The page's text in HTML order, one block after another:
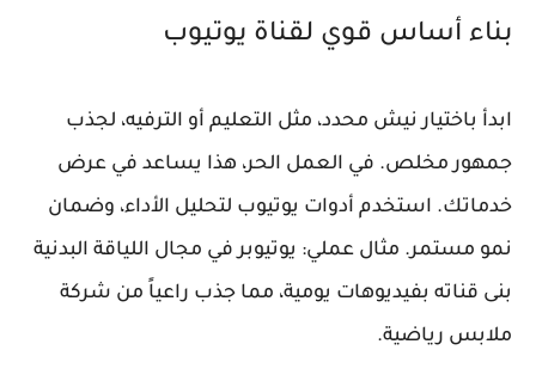
بناء أساس قوي لقناة يوتيوب
ابدأ باختيار نيش محدد، مثل التعليم أو الترفيه، لجذب
جمهور مخلص. في العمل الحر، هذا يساعد في عرض
خدماتك. استخدم أدوات يوتيوب لتحليل الأداء، وضمان
نمو مستمر. مثال عملي: يوتيوبر في مجال اللياقة البدنية
بنى قناته بفيديوهات يومية، مما جذب راعياً من شركة
ملابس رياضية.